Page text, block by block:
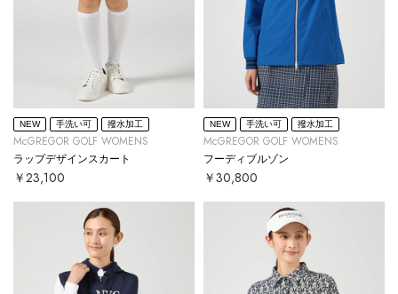
NEW 手洗い可 撥水加工
McGREGOR GOLF WOMENS
ラップデザインスカート
￥23,100
NEW 手洗い可 撥水加工
McGREGOR GOLF WOMENS
フーディブルゾン
￥30,800